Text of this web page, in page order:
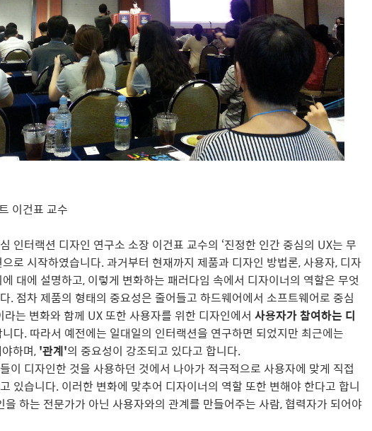
이건표 교수
인터랙션 디자인 연구소 소장 이건표 교수의 ‘진정한 인간 중심의 UX는 무
로 시작하였습니다. 과거부터 현재까지 제품과 디자인 방법론, 사용자, 디자
대에 설명하고, 이렇게 변화하는 패러다임 속에서 디자이너의 역할은 무엇
. 점차 제품의 형태의 중요성은 줄어들고 하드웨어에서 소프트웨어로 중심
는 변화와 함께 UX 또한 사용자를 위한 디자인에서 사용자가 참여하는 디
다. 따라서 예전에는 일대일의 인터랙션을 연구하면 되었지만 최근에는
하며, '관계'의 중요성이 강조되고 있다고 합니다.
이 디자인한 것을 사용하던 것에서 나아가 적극적으로 사용자에 맞게 직접
있습니다. 이러한 변화에 맞추어 디자이너의 역할 또한 변해야 한다고 합니
하는 전문가가 아닌 사용자와의 관계를 만들어주는 사람, 협력자가 되어야